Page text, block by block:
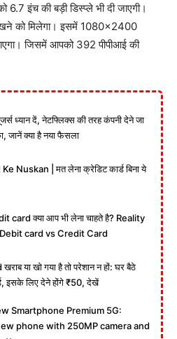
इंच की बड़ी डिस्प्ले भी दी जाएगी।
को मिलेगा। इसमें 1080×2400
जिसमें आपको 392 पीपीआई की
ध्यान दें, नेटफ्लिक्स की तरह कंपनी देने जा
जानें क्या है नया फैसला
Nuskan | मत लेना क्रेडिट कार्ड बिना ये
card क्या आप भी लेना चाहते है? Reality
card vs Credit Card
या खो गया है तो परेशान न हों: घर बैठे
इसके लिए देने होंगे ₹50, देखें
Smartphone Premium 5G:
phone with 250MP camera and